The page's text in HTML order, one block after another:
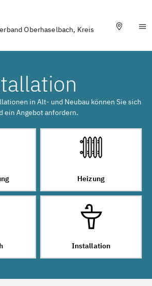
Oberhaselbach, Kreis
in Alt- und Neubau können Sie sich
ein Angebot anfordern.
Heizung
Installation